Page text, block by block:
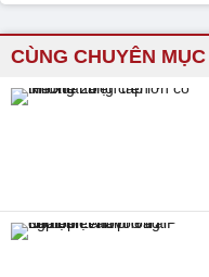
CÙNG CHUYÊN MỤC